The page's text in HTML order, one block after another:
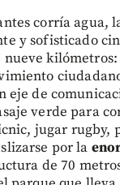
corría agua,
y sofisticado
nueve
eje de
verde para
jugar rugby,
por la
de 70